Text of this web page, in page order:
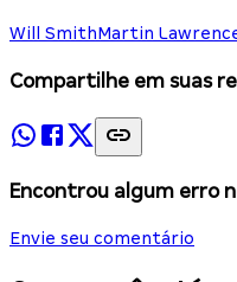
Will SmithMartin
Compartilhe em suas
Encontrou algum erro
Envie seu comentário